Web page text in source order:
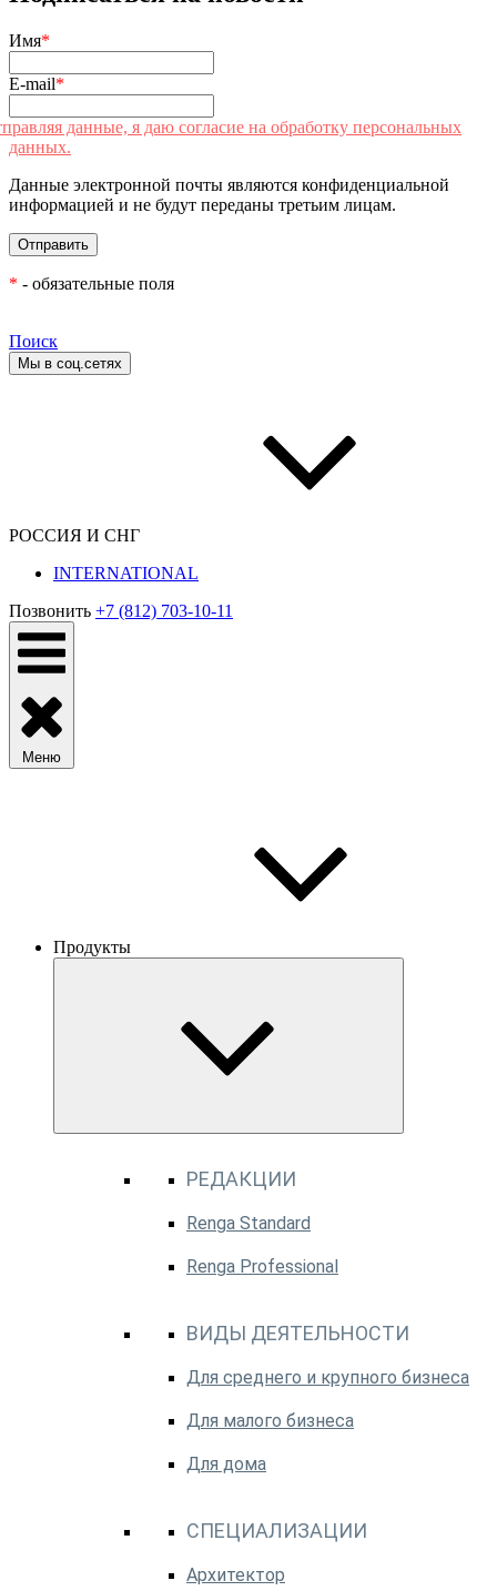
Имя*
E-mail*
данные, я даю согласие на обработку персональных
данных.
Данные электронной почты являются конфиденциальной
информацией и не будут переданы третьим лицам.
* - обязательные поля
Поиск
Мы в соц.сетях
РОССИЯ И СНГ
INTERNATIONAL
Позвонить +7 (812) 703-10-11
Меню
Продукты
РЕДАКЦИИ
Renga Standard
Renga Professional
ВИДЫ ДЕЯТЕЛЬНОСТИ
Для среднего и крупного бизнеса
Для малого бизнеса
Для дома
СПЕЦИАЛИЗАЦИИ
Архитектор